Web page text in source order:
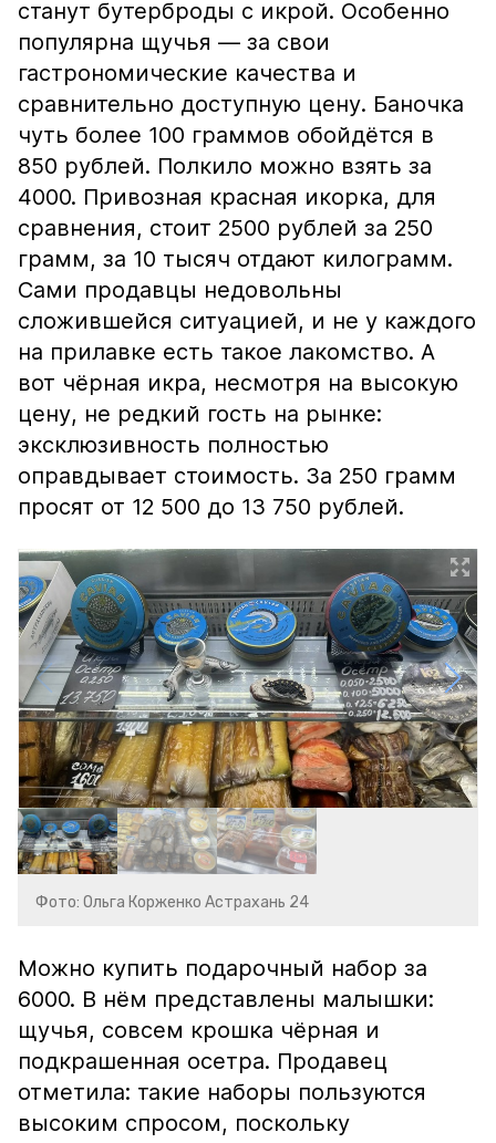
станут бутерброды с икрой. Особенно
популярна щучья — за свои
гастрономические качества и
сравнительно доступную цену. Баночка
чуть более 100 граммов обойдётся в
850 рублей. Полкило можно взять за
4000. Привозная красная икорка, для
сравнения, стоит 2500 рублей за 250
грамм, за 10 тысяч отдают килограмм.
Сами продавцы недовольны
сложившейся ситуацией, и не у каждого
на прилавке есть такое лакомство. А
вот чёрная икра, несмотря на высокую
цену, не редкий гость на рынке:
эксклюзивность полностью
оправдывает стоимость. За 250 грамм
просят от 12 500 до 13 750 рублей.
Фото: Ольга Корженко Астрахань 24
Можно купить подарочный набор за
6000. В нём представлены малышки:
щучья, совсем крошка чёрная и
подкрашенная осетра. Продавец
отметила: такие наборы пользуются
высоким спросом, поскольку